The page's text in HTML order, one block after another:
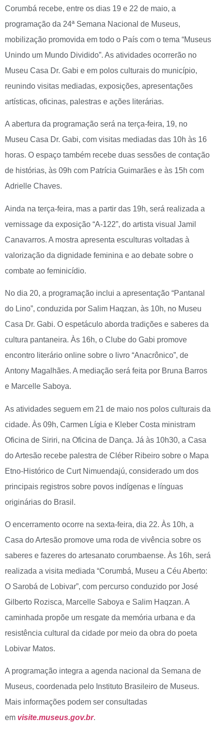
Corumbá recebe, entre os dias 19 e 22 de maio, a
programação da 24ª Semana Nacional de Museus,
mobilização promovida em todo o País com o tema “Museus
Unindo um Mundo Dividido”. As atividades ocorrerão no
Museu Casa Dr. Gabi e em polos culturais do município,
reunindo visitas mediadas, exposições, apresentações
artísticas, oficinas, palestras e ações literárias.
A abertura da programação será na terça-feira, 19, no
Museu Casa Dr. Gabi, com visitas mediadas das 10h às 16
horas. O espaço também recebe duas sessões de contação
de histórias, às 09h com Patrícia Guimarães e às 15h com
Adrielle Chaves.
Ainda na terça-feira, mas a partir das 19h, será realizada a
vernissage da exposição “A-122”, do artista visual Jamil
Canavarros. A mostra apresenta esculturas voltadas à
valorização da dignidade feminina e ao debate sobre o
combate ao feminicídio.
No dia 20, a programação inclui a apresentação “Pantanal
do Lino”, conduzida por Salim Haqzan, às 10h, no Museu
Casa Dr. Gabi. O espetáculo aborda tradições e saberes da
cultura pantaneira. Às 16h, o Clube do Gabi promove
encontro literário online sobre o livro “Anacrônico”, de
Antony Magalhães. A mediação será feita por Bruna Barros
e Marcelle Saboya.
As atividades seguem em 21 de maio nos polos culturais da
cidade. Às 09h, Carmen Lígia e Kleber Costa ministram
Oficina de Siriri, na Oficina de Dança. Já às 10h30, a Casa
do Artesão recebe palestra de Cléber Ribeiro sobre o Mapa
Etno-Histórico de Curt Nimuendajú, considerado um dos
principais registros sobre povos indígenas e línguas
originárias do Brasil.
O encerramento ocorre na sexta-feira, dia 22. Às 10h, a
Casa do Artesão promove uma roda de vivência sobre os
saberes e fazeres do artesanato corumbaense. Às 16h, será
realizada a visita mediada “Corumbá, Museu a Céu Aberto:
O Sarobá de Lobivar”, com percurso conduzido por José
Gilberto Rozisca, Marcelle Saboya e Salim Haqzan. A
caminhada propõe um resgate da memória urbana e da
resistência cultural da cidade por meio da obra do poeta
Lobivar Matos.
A programação integra a agenda nacional da Semana de
Museus, coordenada pelo Instituto Brasileiro de Museus.
Mais informações podem ser consultadas
em visite.museus.gov.br.